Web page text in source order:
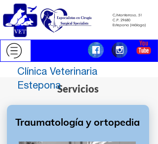
C/Monterroso, 51
C.P. 29680
​​​​​​​Estepona (Málaga)
Traumatología y ortopedia
Servicios
Clínica Veterinaria
Estepona